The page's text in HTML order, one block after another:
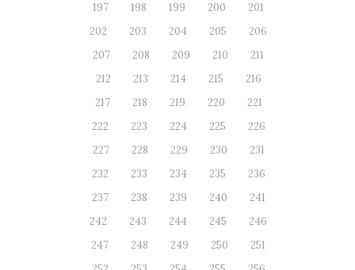
197
198 199 200
201
202
203 204 205
206
207
208 209 210
211
212
213 214 215
216
217
218 219 220
221
222
223 224 225
226
227
228 229 230
231
232
233 234 235
236
237
238 239 240
241
242
243 244 245
246
247
248 249 250
251